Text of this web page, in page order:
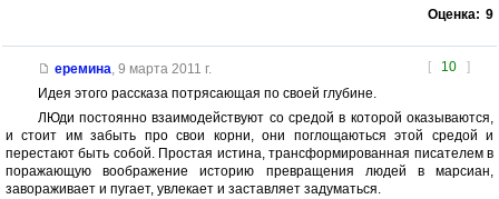
Оценка: 9
[ 10 ]
еремина, 9 марта 2011 г.
Идея этого рассказа потрясающая по своей глубине.
ЛЮди постоянно взаимодействуют со средой в которой оказываются,
и стоит им забыть про свои корни, они поглощаються этой средой и
перестают быть собой. Простая истина, трансформированная писателем в
поражающую воображение историю превращения людей в марсиан,
завораживает и пугает, увлекает и заставляет задуматься.